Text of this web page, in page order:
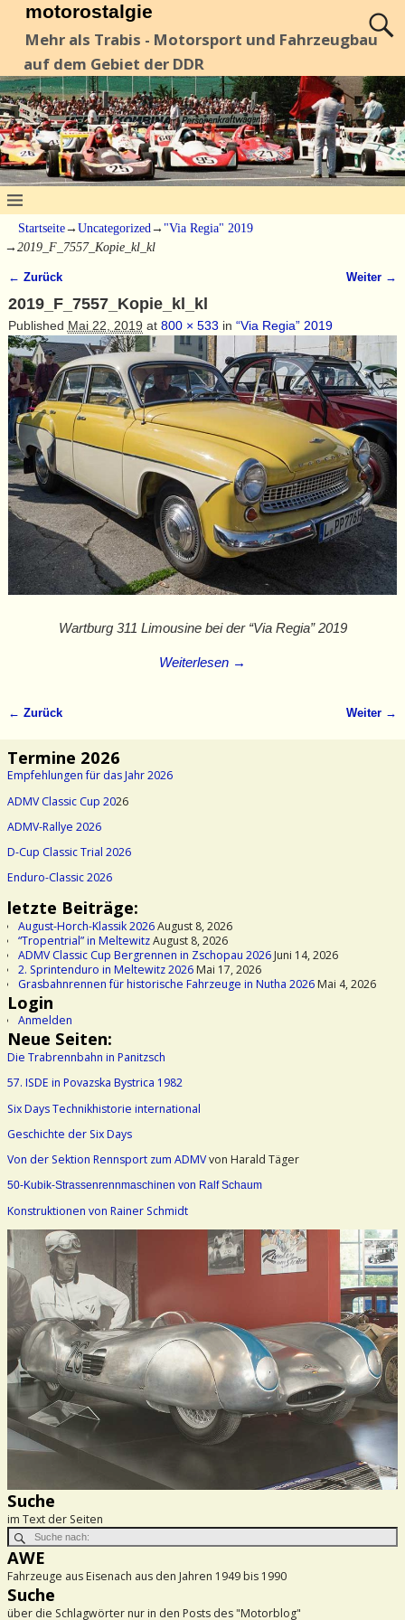
motorostalgie
Mehr als Trabis - Motorsport und Fahrzeugbau
auf dem Gebiet der DDR
Startseite→ Uncategorized → "Via Regia" 2019
→ 2019_F_7557_Kopie_kl_kl
Bilder-Navigation
← Zurück Weiter →
2019_F_7557_Kopie_kl_kl
Published Mai 22, 2019 at 800 × 533 in “Via Regia” 2019
Wartburg 311 Limousine bei der “Via Regia” 2019
Weiterlesen →
← Zurück Weiter →
Termine 2026
Empfehlungen für das Jahr 2026
ADMV Classic Cup 2026
ADMV-Rallye 2026
D-Cup Classic Trial 2026
Enduro-Classic 2026
letzte Beiträge:
August-Horch-Klassik 2026August 8, 2026
“Tropentrial” in MeltewitzAugust 8, 2026
ADMV Classic Cup Bergrennen in Zschopau 2026Juni 14, 2026
2. Sprintenduro in Meltewitz 2026Mai 17, 2026
Grasbahnrennen für historische Fahrzeuge in Nutha 2026Mai 4, 2026
Login
Anmelden
Neue Seiten:
Die Trabrennbahn in Panitzsch
57. ISDE in Povazska Bystrica 1982
Six Days Technikhistorie international
Geschichte der Six Days
Von der Sektion Rennsport zum ADMVvon Harald Täger
50-Kubik-Strassenrennmaschinen von Ralf Schaum
Konstruktionen von Rainer Schmidt
Suche
im Text der Seiten
AWE
Fahrzeuge aus Eisenach aus den Jahren 1949 bis 1990
Suche
über die Schlagwörter nur in den Posts des "Motorblog"